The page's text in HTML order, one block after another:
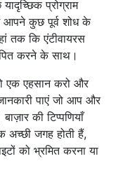
प्रोग्राम
आपने कुछ पूर्व शोध के
तक ​​कि एंटीवायरस
करने के साथ।
एक एहसान करो और
पाएं जो आप और
की टिप्पणियाँ
जगह होती हैं,
को भ्रमित करना या